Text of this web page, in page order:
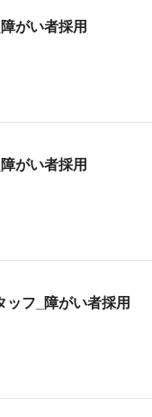
がい者採用
がい者採用
ッフ_障がい者採用